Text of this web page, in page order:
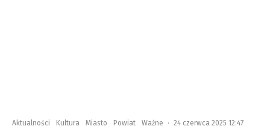
Aktualności Kultura Miasto Powiat Ważne · 24 czerwca 2025 12:47